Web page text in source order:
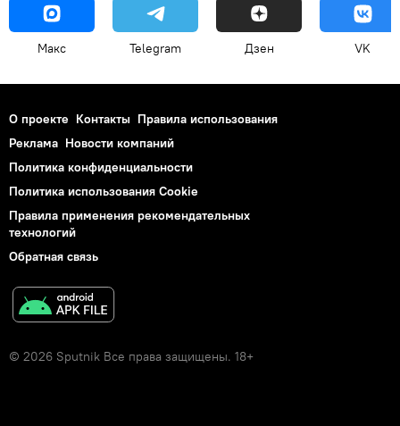
Макс Telegram Дзен VK
О проекте Контакты Правила использования
Реклама Новости компаний
Политика конфиденциальности
Политика использования Cookie
Правила применения рекомендательных
технологий
Обратная связь
© 2026 Sputnik Все права защищены. 18+